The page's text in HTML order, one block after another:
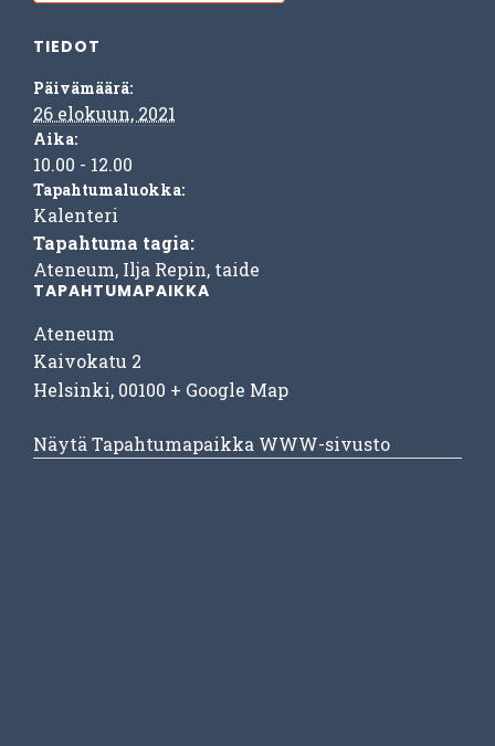
TIEDOT
Päivämäärä:
26 elokuun, 2021
Aika:
10.00 - 12.00
Tapahtumaluokka:
Kalenteri
Tapahtuma tagia:
Ateneum, Ilja Repin, taide
TAPAHTUMAPAIKKA
Ateneum
Kaivokatu 2
Helsinki, 00100 + Google Map
Näytä Tapahtumapaikka WWW-sivusto